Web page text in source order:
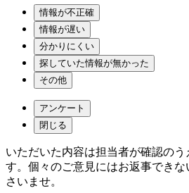
情報が不正確
情報が遅い
分かりにくい
探していた情報が無かった
その他
アンケート
閉じる
いただいた内容は担当者が確認のう
す。個々のご意見にはお返事でき
さいませ。